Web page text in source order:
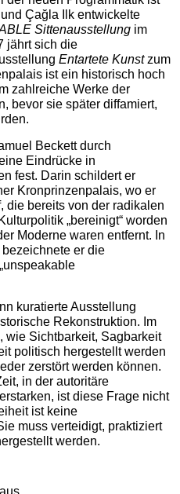
und Çağla Ilk entwickelte
Sittenausstellungim
jährt sich die
Entartete Kunstzum
ist ein historisch hoch
zahlreiche Werke der
bevor sie später diffamiert,
Beckett durch
Eindrücke in
fest. Darin schildert er
Kronprinzenpalais, wo er
die bereits von der radikalen
„bereinigt“ worden
Moderne waren entfernt. In
er die
kuratierte Ausstellung
Rekonstruktion. Im
wie Sichtbarkeit, Sagbarkeit
politisch hergestellt werden
zerstört werden können.
in der autoritäre
ist diese Frage nicht
ist keine
muss verteidigt, praktiziert
werden.